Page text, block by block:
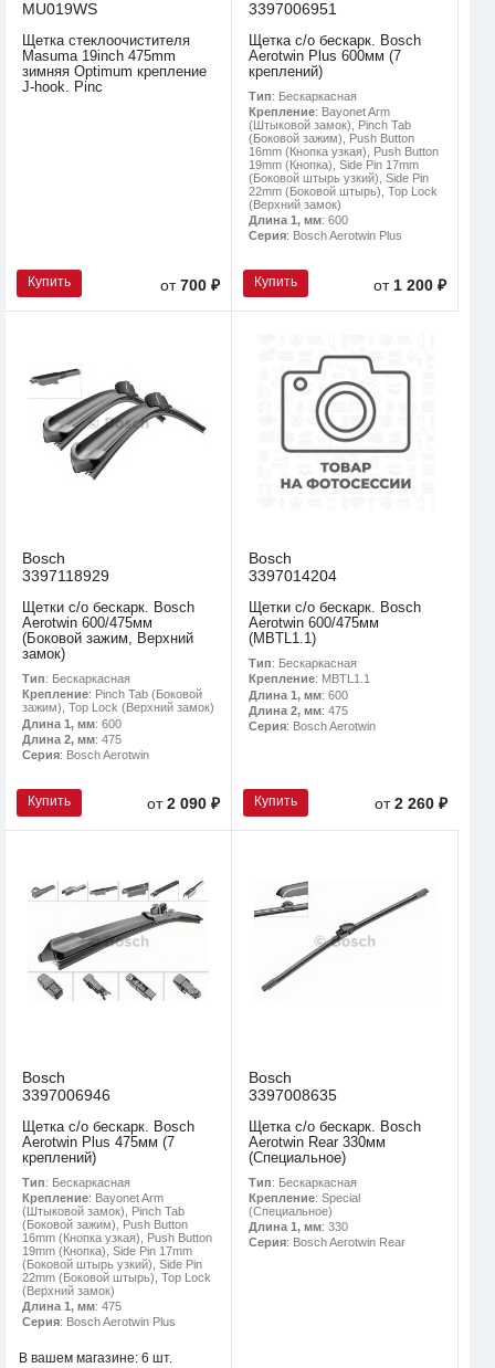
MU019WS
Щетка стеклоочистителя
Masuma 19inch 475mm
зимняя Optimum крепление
J-hook. Pinc
Купить от700 ₽
3397006951
Щетка с/о бескарк. Bosch
Aerotwin Plus 600мм (7
креплений)
Тип: Бескаркасная
Крепление: Bayonet Arm
(Штыковой замок), Pinch Tab
(Боковой зажим), Push Button
16mm (Кнопка узкая), Push Button
19mm (Кнопка), Side Pin 17mm
(Боковой штырь узкий), Side Pin
22mm (Боковой штырь), Top Lock
(Верхний замок)
Длина 1, мм: 600
Серия: Bosch Aerotwin Plus
Купить от 1 200 ₽
Bosch
3397118929
Щетки с/о бескарк. Bosch
Aerotwin 600/475мм
(Боковой зажим, Верхний
замок)
Тип: Бескаркасная
Крепление: Pinch Tab (Боковой
зажим), Top Lock (Верхний замок)
Длина 1, мм: 600
Длина 2, мм: 475
Серия: Bosch Aerotwin
Купить от2 090 ₽
Bosch
3397014204
Щетки с/о бескарк. Bosch
Aerotwin 600/475мм
(MBTL1.1)
Тип: Бескаркасная
Крепление: MBTL1.1
Длина 1, мм: 600
Длина 2, мм: 475
Серия: Bosch Aerotwin
Купить от2 260 ₽
Bosch
3397006946
Щетка с/о бескарк. Bosch
Aerotwin Plus 475мм (7
креплений)
Тип: Бескаркасная
Крепление: Bayonet Arm
(Штыковой замок), Pinch Tab
(Боковой зажим), Push Button
16mm (Кнопка узкая), Push Button
19mm (Кнопка), Side Pin 17mm
(Боковой штырь узкий), Side Pin
22mm (Боковой штырь), Top Lock
(Верхний замок)
Длина 1, мм: 475
Серия: Bosch Aerotwin Plus
В вашем магазине: 6 шт.
Bosch
3397008635
Щетка с/о бескарк. Bosch
Aerotwin Rear 330мм
(Специальное)
Тип: Бескаркасная
Крепление: Special
(Специальное)
Длина 1, мм: 330
Серия: Bosch Aerotwin Rear